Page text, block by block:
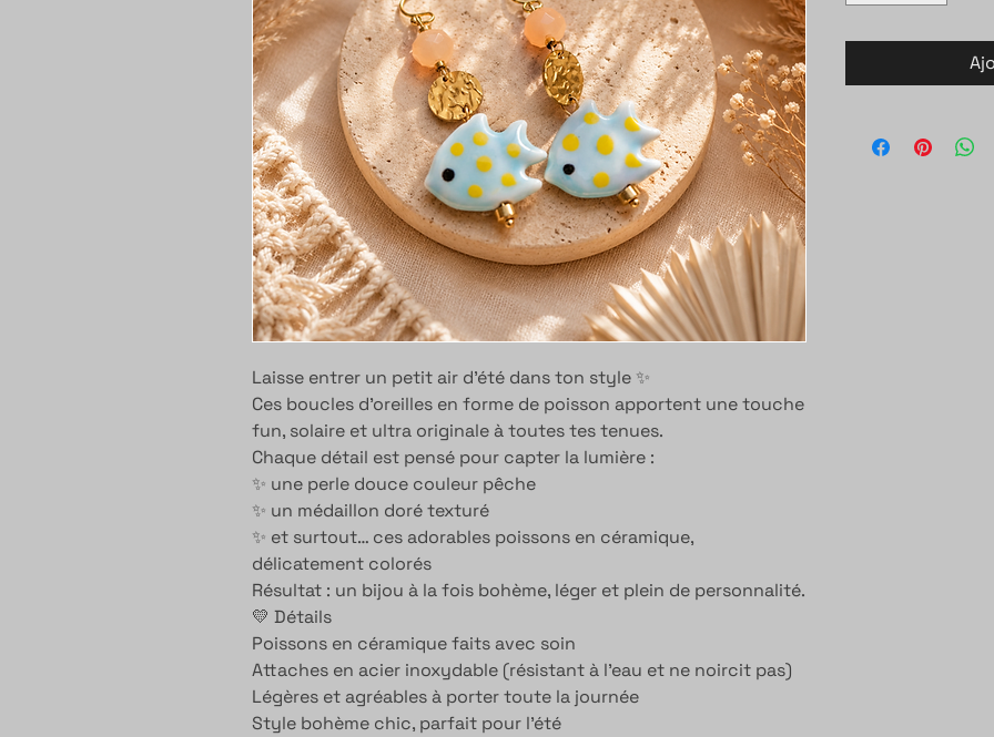
Laisse entrer un petit air d’été dans ton style ✨
Ces boucles d’oreilles en forme de poisson apportent une touche
fun, solaire et ultra originale à toutes tes tenues.
Chaque détail est pensé pour capter la lumière :
✨ une perle douce couleur pêche
✨ un médaillon doré texturé
✨ et surtout… ces adorables poissons en céramique,
délicatement colorés
Résultat : un bijou à la fois bohème, léger et plein de personnalité.
💛 Détails
Poissons en céramique faits avec soin
Attaches en acier inoxydable (résistant à l’eau et ne noircit pas)
Légères et agréables à porter toute la journée
Style bohème chic, parfait pour l’été